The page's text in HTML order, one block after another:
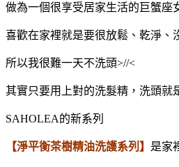
做為一個很享受居家生活的巨蟹座
喜歡在家裡就是要很放鬆、乾淨
所以我很難一天不洗頭>//<
其實只要用上對的洗髮精， 洗頭就
SAHOLEA的新系列
【淨平衡茶樹精油洗護系列】 是家